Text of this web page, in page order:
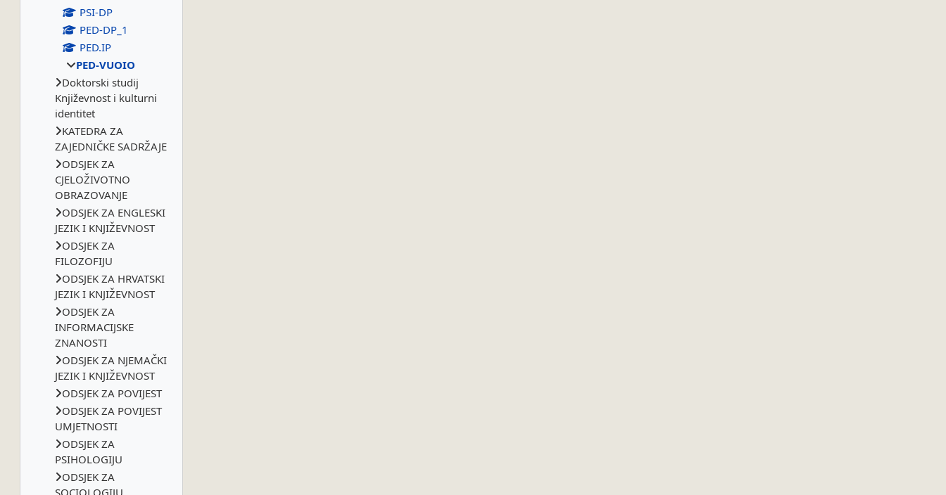
PSI-DP
PED-DP_1
PED.IP
PED-VUOIO
Doktorski studij
Književnost i kulturni
identitet
KATEDRA ZA
ZAJEDNIČKE SADRŽAJE
ODSJEK ZA
CJELOŽIVOTNO
OBRAZOVANJE
ODSJEK ZA ENGLESKI
JEZIK I KNJIŽEVNOST
ODSJEK ZA
FILOZOFIJU
ODSJEK ZA HRVATSKI
JEZIK I KNJIŽEVNOST
ODSJEK ZA
INFORMACIJSKE
ZNANOSTI
ODSJEK ZA NJEMAČKI
JEZIK I KNJIŽEVNOST
ODSJEK ZA POVIJEST
ODSJEK ZA POVIJEST
UMJETNOSTI
ODSJEK ZA
PSIHOLOGIJU
ODSJEK ZA